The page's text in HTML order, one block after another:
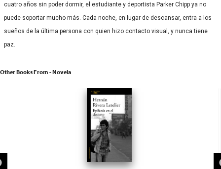
cuatro años sin poder dormir, el estudiante y deportista Parker Chipp ya no
puede soportar mucho más. Cada noche, en lugar de descansar, entra a los
sueños de la última persona con quien hizo contacto visual, y nunca tiene
paz.
Other Books From - Novela